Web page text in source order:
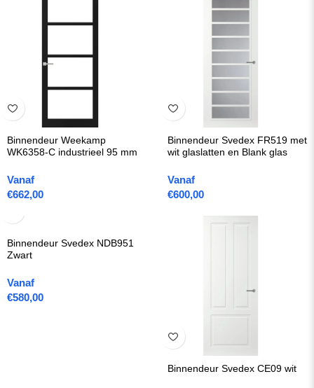
Binnendeur Weekamp
WK6358-C industrieel 95 mm
Vanaf
€662,00
Binnendeur Svedex FR519 met
wit glaslatten en Blank glas
Vanaf
€600,00
Binnendeur Svedex NDB951
Zwart
Vanaf
€580,00
Binnendeur Svedex CE09 wit